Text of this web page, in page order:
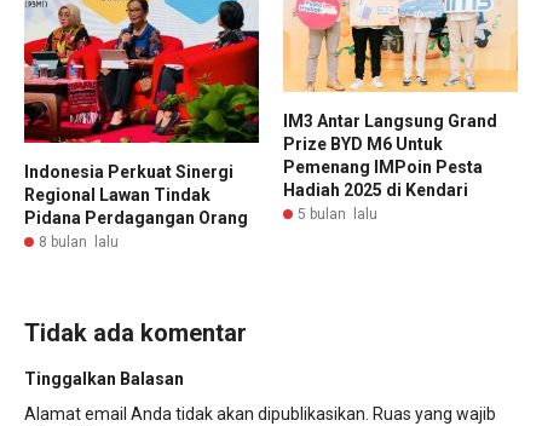
Indonesia Perkuat Sinergi
Regional Lawan Tindak
Pidana Perdagangan Orang
8 bulan lalu
IM3 Antar Langsung Grand
Prize BYD M6 Untuk
Pemenang IMPoin Pesta
Hadiah 2025 di Kendari
5 bulan lalu
Tidak ada komentar
Tinggalkan Balasan
Alamat email Anda tidak akan dipublikasikan. Ruas yang wajib